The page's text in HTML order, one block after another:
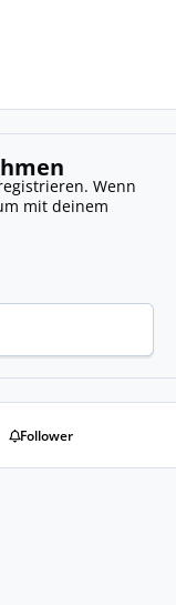
Wenn
mit deinem
Follower